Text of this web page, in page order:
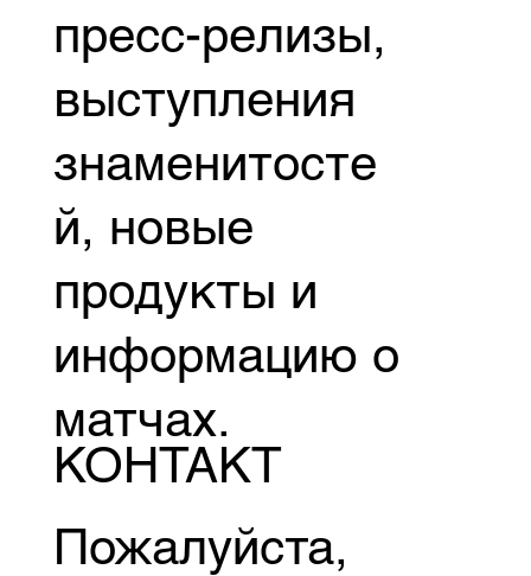
пресс-релизы,
выступления
знаменитосте
й, новые
продукты и
информацию о
матчах.
КОНТАКТ
Пожалуйста,